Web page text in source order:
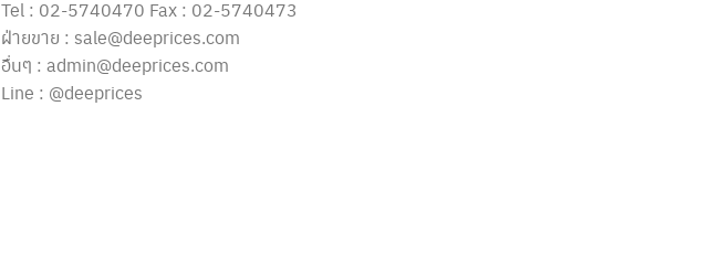
Tel : 02-5740470 Fax : 02-5740473
ฝ่ายขาย : sale@deeprices.com
อื่นๆ : admin@deeprices.com
Line : @deeprices